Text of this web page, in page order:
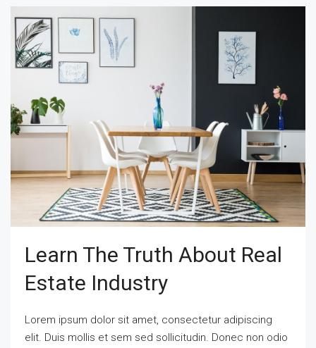
Learn The Truth About Real
Estate Industry
Lorem ipsum dolor sit amet, consectetur adipiscing
elit. Duis mollis et sem sed sollicitudin. Donec non odio